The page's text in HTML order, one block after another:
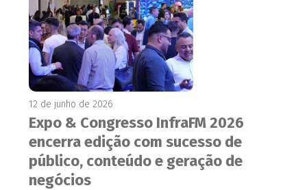
12 de junho de 2026
Expo & Congresso InfraFM 2026
encerra edição com sucesso de
público, conteúdo e geração de
negócios